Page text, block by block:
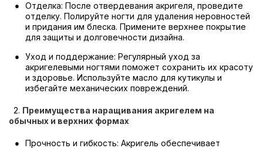
Отделка: После отвердевания акригеля, проведите
отделку. Полируйте ногти для удаления неровностей
и придания им блеска. Примените верхнее покрытие
для защиты и долговечности дизайна.
Уход и поддержание: Регулярный уход за
акригелевыми ногтями поможет сохранить их красоту
и здоровье. Используйте масло для кутикулы и
избегайте механических повреждений.
2. Преимущества наращивания акригелем на
обычных и верхних формах
Прочность и гибкость: Акригель обеспечивает